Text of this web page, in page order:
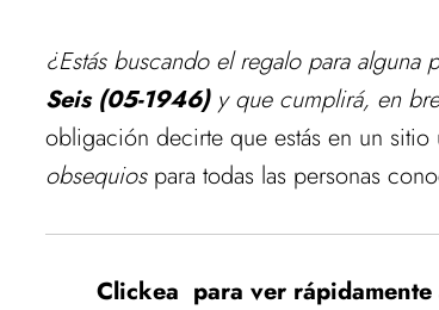
¿Estás buscando el regalo para alguna
Seis (05-1946)y que cumplirá, en
obligación decirte que estás en un
obsequiospara todas las personas
Clickea para ver rápidamente